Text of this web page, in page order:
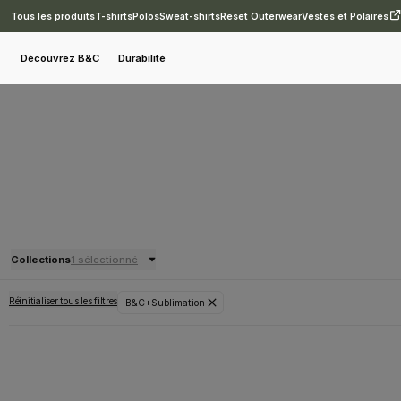
Tous les produitsT-shirtsPolosSweat-shirtsReset OuterwearVestes et Polaires
Découvrez B&C Durabilité
Collections1 sélectionné
Réinitialiser tous les filtres B&C+Sublimation